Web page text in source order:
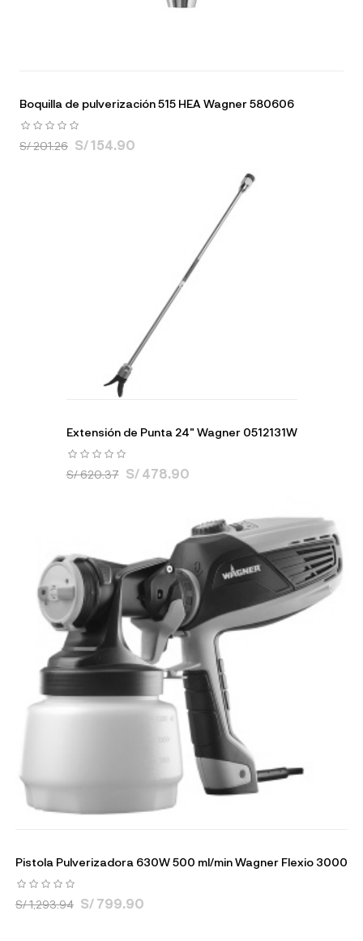
Boquilla de pulverización 515 HEA Wagner 580606
S/ 201.26 S/ 154.90
Extensión de Punta 24" Wagner 0512131W
S/ 620.37 S/ 478.90
Pistola Pulverizadora 630W 500 ml/min Wagner Flexio 3000
S/ 1,293.94 S/ 799.90